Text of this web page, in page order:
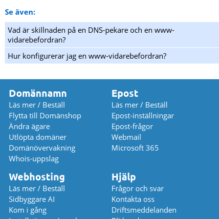
Se även:
Vad är skillnaden på en DNS-pekare och en www-
vidarebefordran?
Hur konfigurerar jag en www-vidarebefordran?
Domännamn
Läs mer / Beställ
Flytta till Domänshop
Ändra ägare
Utlöpta domäner
Domänövervakning
Whois-uppslag
Epost
Läs mer / Beställ
Epost-inställningar
Epost-frågor
Webmail
Microsoft 365
Webhosting
Läs mer / Beställ
Sidbyggare AI
Kom i gång
Hjälp
Frågor och svar
Kontakta oss
Driftsmeddelanden